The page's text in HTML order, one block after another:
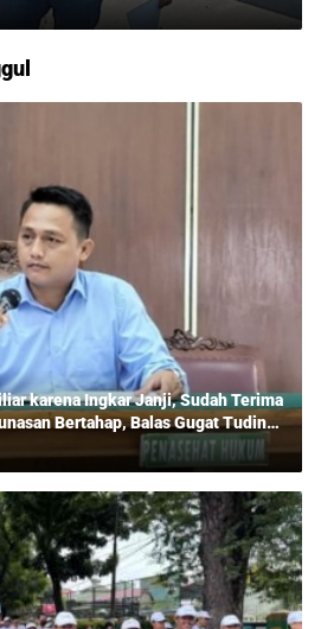
karena Ingkar Janji, Sudah Terima
Bertahap, Balas Gugat Tuding